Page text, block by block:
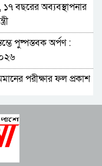
কোন আশঙ্কা নেই :
ইশতেহার : ড.
নেতৃত্ব ও
: মো: সহিদুল ইসলাম
অপূর্ব শর্মা
১৭ বছরের অব্যবস্থাপনার
পুষ্পস্তবক অর্পণ :
পরীক্ষার ফল প্রকাশ
হাসিনাসহ ৪১ জনের
১১ দল এখন ৯ দলে